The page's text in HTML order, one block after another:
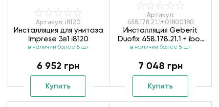
Артикул: i8120
Инсталляция для унитаза
Imprese 3в1 i8120
в наличии более 5 шт
6 952 грн
Купить
Артикул:
458.178.21.1+01800180
Инсталляция Geberit
Duofix 458.178.21.1 + ibox
universal 01800180
в наличии более 5 шт
7 048 грн
Купить